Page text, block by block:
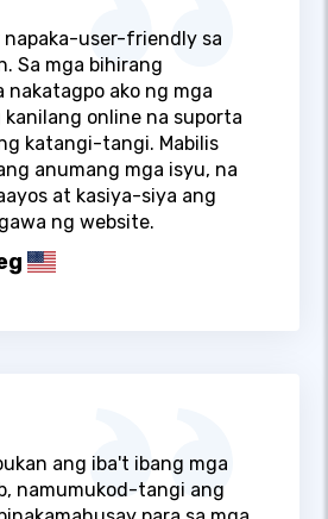
napaka-user-friendly sa
Sa mga bihirang
nakatagpo ako ng mga
kanilang online na suporta
katangi-tangi. Mabilis
anumang mga isyu, na
at kasiya-siya ang
ng website.
ang iba't ibang mga
namumukod-tangi ang